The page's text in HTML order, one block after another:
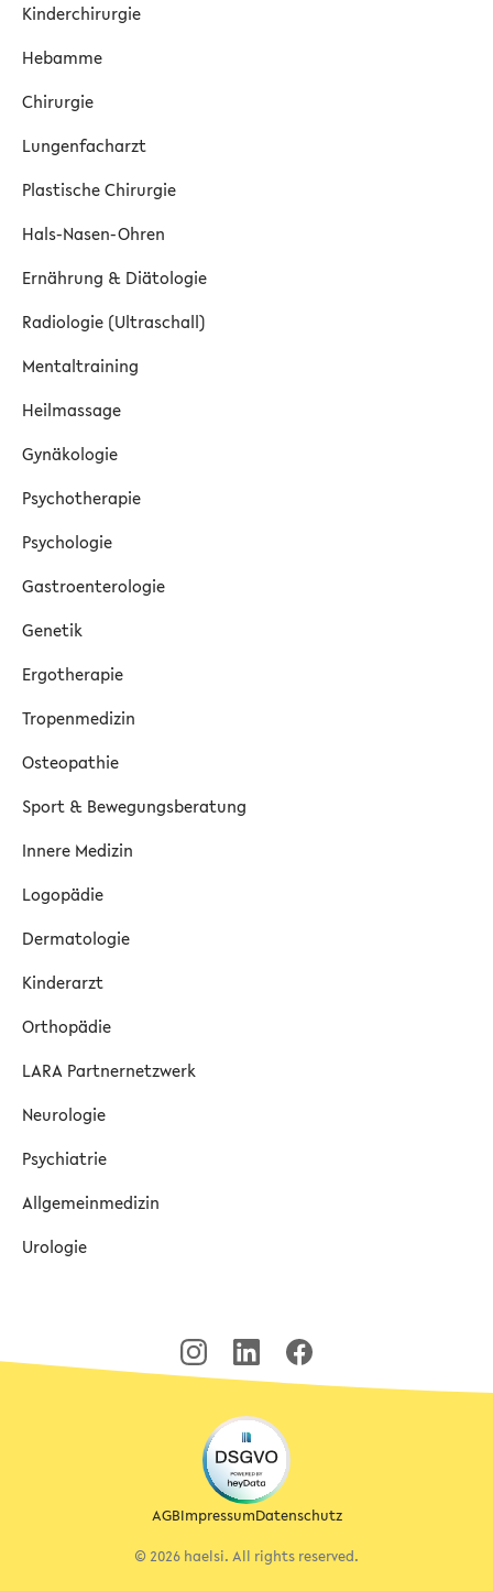
Kinderchirurgie
Hebamme
Chirurgie
Lungenfacharzt
Plastische Chirurgie
Hals-Nasen-Ohren
Ernährung & Diätologie
Radiologie (Ultraschall)
Mentaltraining
Heilmassage
Gynäkologie
Psychotherapie
Psychologie
Gastroenterologie
Genetik
Ergotherapie
Tropenmedizin
Osteopathie
Sport & Bewegungsberatung
Innere Medizin
Logopädie
Dermatologie
Kinderarzt
Orthopädie
LARA Partnernetzwerk
Neurologie
Psychiatrie
Allgemeinmedizin
Urologie
© 2026 haelsi. All rights reserved.
AGBImpressumDatenschutz